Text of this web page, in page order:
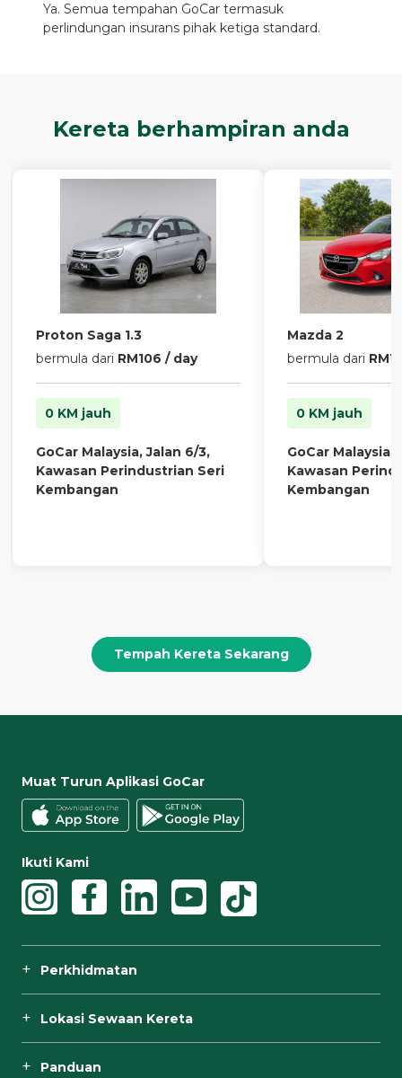
Ya. Semua tempahan GoCar termasuk
perlindungan insurans pihak ketiga standard.
Kereta berhampiran anda
Proton Saga 1.3
bermula dari RM106 / day
0 KM jauh
GoCar Malaysia, Jalan 6/3,
Kawasan Perindustrian Seri
Kembangan
Mazda 2
bermula dari
0 KM jauh
GoCar Malaysia,
Kawasan
Kembangan
Tempah Kereta Sekarang
Muat Turun Aplikasi GoCar
Ikuti Kami
Perkhidmatan
Lokasi Sewaan Kereta
Panduan